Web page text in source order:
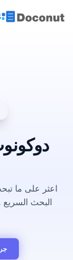
اعثر على ما
البحث السريع